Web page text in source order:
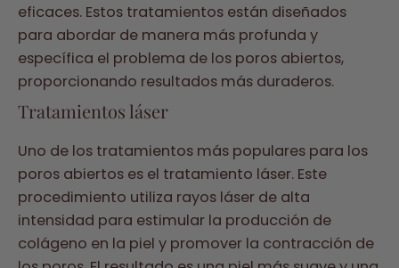
eficaces. Estos tratamientos están diseñados
para abordar de manera más profunda y
específica el problema de los poros abiertos,
proporcionando resultados más duraderos.
Tratamientos láser
Uno de los tratamientos más populares para los
poros abiertos es el tratamiento láser. Este
procedimiento utiliza rayos láser de alta
intensidad para estimular la producción de
colágeno en la piel y promover la contracción de